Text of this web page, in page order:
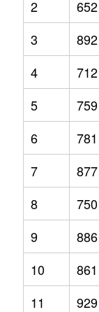
2
652
3
892
4
712
5
759
6
781
7
877
8
750
9
886
10
861
11
929